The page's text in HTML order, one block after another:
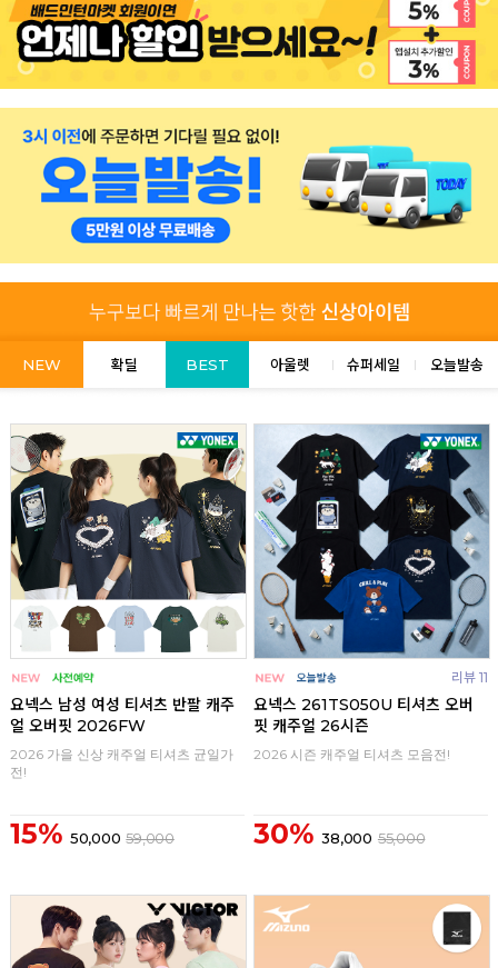
NEW 확딜 BEST 아울렛 슈퍼세일 오늘발송
요넥스 남성 여성 티셔츠 반팔 캐주
얼 오버핏 2026FW
2026 가을 신상 캐주얼 티셔츠 균일가
전!
15% 50,000 59,000
리뷰 11
요넥스 261TS050U 티셔츠 오버
핏 캐주얼 26시즌
2026 시즌 캐주얼 티셔츠 모음전!
30% 38,000 55,000